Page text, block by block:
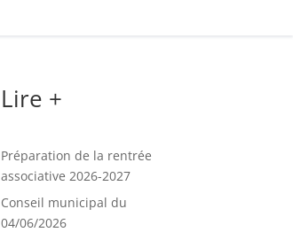
Lire +
Préparation de la rentrée
associative 2026-2027
Conseil municipal du
04/06/2026